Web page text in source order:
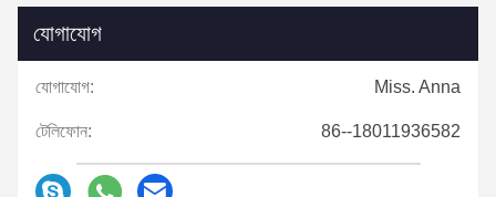
যোগাযোগ
যোগাযোগ: Miss. Anna
টেলিফোন: 86--18011936582